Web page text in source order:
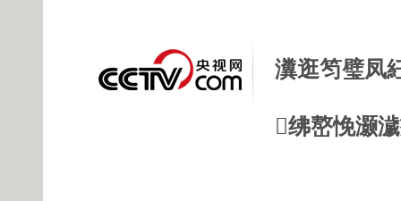
瀵逛笉璧凤
绋嶅悗灏